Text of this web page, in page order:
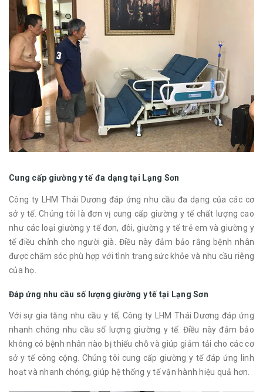
Cung cấp giường y tế đa dạng tại Lạng Sơn
Công ty LHM Thái Dương đáp ứng nhu cầu đa dạng của các cơ
sở y tế. Chúng tôi là đơn vị cung cấp giường y tế chất lượng cao
như các loại giường y tế đơn, đôi, giường y tế trẻ em và giường y
tế điều chỉnh cho người già. Điều này đảm bảo rằng bệnh nhân
được chăm sóc phù hợp với tình trạng sức khỏe và nhu cầu riêng
của họ.
Đáp ứng nhu cầu số lượng giường y tế tại Lạng Sơn
Với sự gia tăng nhu cầu y tế, Công ty LHM Thái Dương đáp ứng
nhanh chóng nhu cầu số lượng giường y tế. Điều này đảm bảo
không có bệnh nhân nào bị thiếu chỗ và giúp giảm tải cho các cơ
sở y tế công cộng. Chúng tôi cung cấp giường y tế đáp ứng linh
hoạt và nhanh chóng, giúp hệ thống y tế vận hành hiệu quả hơn.